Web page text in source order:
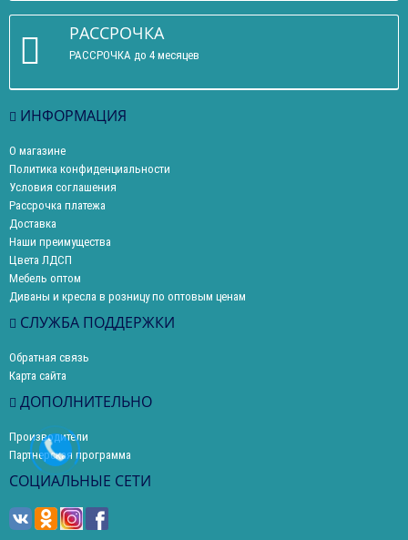
РАССРОЧКА
РАССРОЧКА до 4 месяцев
ИНФОРМАЦИЯ
О магазине
Политика конфиденциальности
Условия соглашения
Рассрочка платежа
Доставка
Наши преимущества
Цвета ЛДСП
Мебель оптом
Диваны и кресла в розницу по оптовым ценам
СЛУЖБА ПОДДЕРЖКИ
Обратная связь
Карта сайта
ДОПОЛНИТЕЛЬНО
Производители
Партнерская программа
СОЦИАЛЬНЫЕ СЕТИ